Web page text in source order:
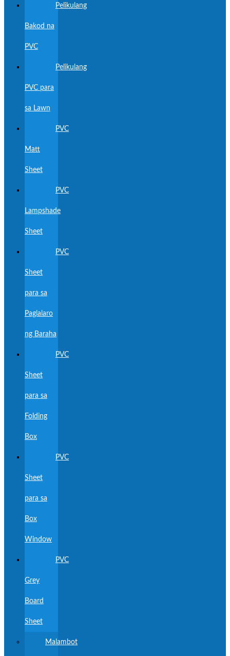
Pelikulang
Bakod na
PVC
Pelikulang
PVC para
sa Lawn
PVC
Matt
Sheet
PVC
Lampshade
Sheet
PVC
Sheet
para sa
Paglalaro
ng Baraha
PVC
Sheet
para sa
Folding
Box
PVC
Sheet
para sa
Box
Window
PVC
Grey
Board
Sheet
Malambot